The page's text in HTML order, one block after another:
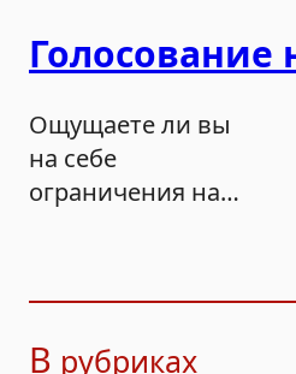
Голосование
Ощущаете ли вы
на себе
ограничения на
В рубриках